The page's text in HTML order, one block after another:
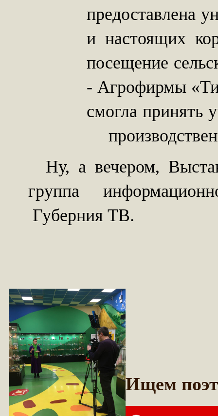
предоставлена
и настоящих
посещение
- Агрофирмы
смогла принять
Ну, а вечером,
группа
Губерния ТВ.
Ищем